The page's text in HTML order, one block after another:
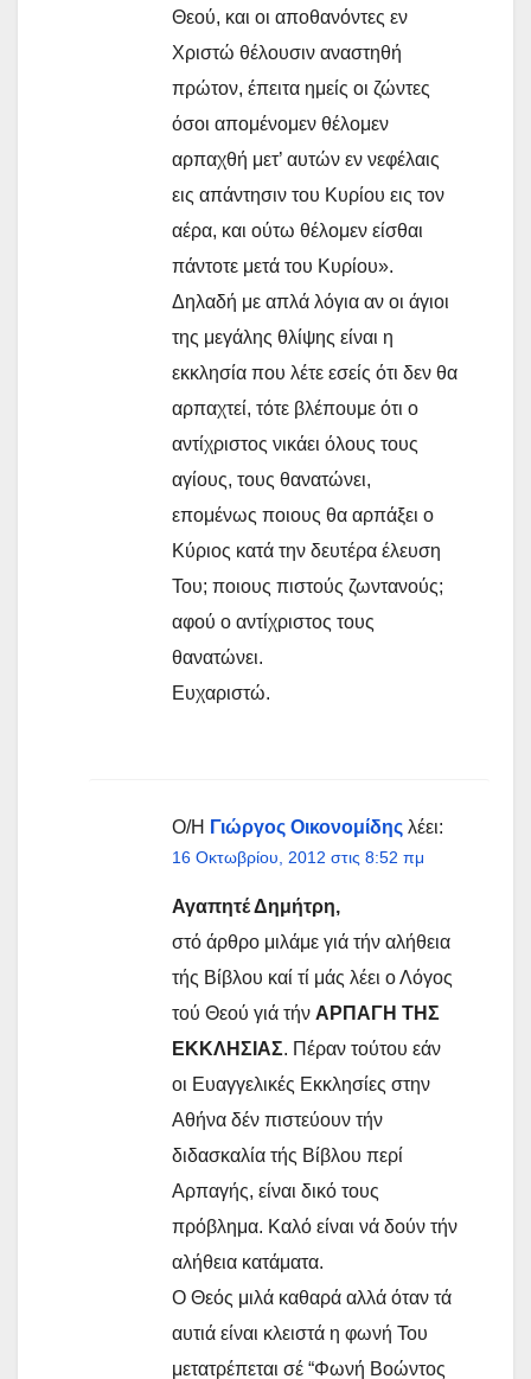
Θεού, και οι αποθανόντες εν
Χριστώ θέλουσιν αναστηθή
πρώτον, έπειτα ημείς οι ζώντες
όσοι απομένομεν θέλομεν
αρπαχθή μετ’ αυτών εν νεφέλαις
εις απάντησιν του Κυρίου εις τον
αέρα, και ούτω θέλομεν είσθαι
πάντοτε μετά του Κυρίου».
Δηλαδή με απλά λόγια αν οι άγιοι
της μεγάλης θλίψης είναι η
εκκλησία που λέτε εσείς ότι δεν θα
αρπαχτεί, τότε βλέπουμε ότι ο
αντίχριστος νικάει όλους τους
αγίους, τους θανατώνει,
επομένως ποιους θα αρπάξει ο
Κύριος κατά την δευτέρα έλευση
Του; ποιους πιστούς ζωντανούς;
αφού ο αντίχριστος τους
θανατώνει.
Ευχαριστώ.
Ο/Η Γιώργος Οικονομίδης λέει:
16 Οκτωβρίου, 2012 στις 8:52 πμ
Αγαπητέ Δημήτρη,
στό άρθρο μιλάμε γιά τήν αλήθεια
τής Βίβλου καί τί μάς λέει ο Λόγος
τού Θεού γιά τήν ΑΡΠΑΓΗ ΤΗΣ
ΕΚΚΛΗΣΙΑΣ. Πέραν τούτου εάν
οι Ευαγγελικές Εκκλησίες στην
Αθήνα δέν πιστεύουν τήν
διδασκαλία τής Βίβλου περί
Αρπαγής, είναι δικό τους
πρόβλημα. Καλό είναι νά δούν τήν
αλήθεια κατάματα.
Ο Θεός μιλά καθαρά αλλά όταν τά
αυτιά είναι κλειστά η φωνή Του
μετατρέπεται σέ “Φωνή Βοώντος